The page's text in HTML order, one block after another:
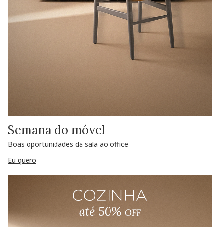
Semana do móvel
Boas oportunidades da sala ao office
Eu quero